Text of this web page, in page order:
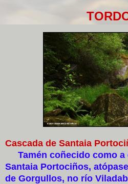
Cascada de Santaia
Tamén coñecido como a
Santaia Portociños,
de Gorgullos, no río